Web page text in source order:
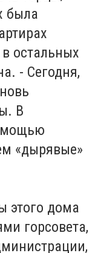
была
остальных
- Сегодня,
В
«дырявые»
этого дома
горсовета,